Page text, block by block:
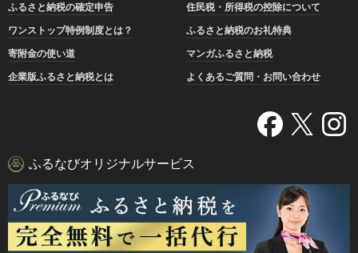
ふるさと納税の確定申告
住民税・所得税の控除について
ワンストップ特例制度とは？
ふるさと納税のお礼特典
寄附金の使い道
マンガふるさと納税
企業版ふるさと納税とは
よくあるご質問・お問い合わせ
ふるなびオリジナルサービス